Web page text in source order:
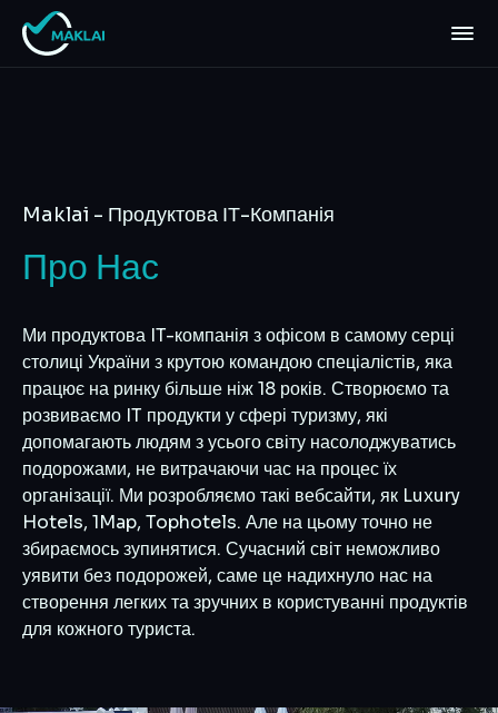
Ми активно підтримуємо Україну та допомагаємо Збройним силам України
Maklai - Продуктова ІТ-Компанія
Про Нас
Ми продуктова IT-компанія з офісом в самому серці
столиці України з крутою командою спеціалістів, яка
працює на ринку більше ніж 18 років. Створюємо та
розвиваємо IT продукти у сфері туризму, які
допомагають людям з усього світу насолоджуватись
подорожами, не витрачаючи час на процес їх
організації. Ми розробляємо такі вебсайти, як Luxury
Hotels, 1Map, Tophotels. Але на цьому точно не
збираємось зупинятися. Сучасний світ неможливо
уявити без подорожей, саме це надихнуло нас на
створення легких та зручних в користуванні продуктів
для кожного туриста.